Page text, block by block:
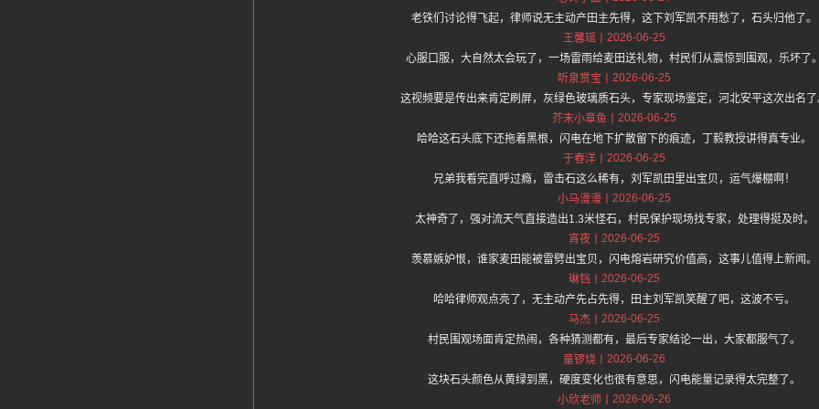
老铁们讨论得飞起，律师说无主动产田主先得，这下刘军凯不用愁了，石头归他了。
王馨瑶
2026-06-25
心服口服，大自然太会玩了，一场雷雨给麦田送礼物，村民们从震惊到围观，乐坏了
听泉赏宝
2026-06-25
这视频要是传出来肯定刷屏，灰绿色玻璃质石头，专家现场鉴定，河北安平这次出名
芥末小章鱼
2026-06-25
哈哈这石头底下还拖着黑根，闪电在地下扩散留下的痕迹，丁毅教授讲得真专业。
于春洋
2026-06-25
兄弟我看完直呼过瘾，雷击石这么稀有，刘军凯田里出宝贝，运气爆棚啊！
小马漫漫
2026-06-25
太神奇了，强对流天气直接造出1.3米怪石，村民保护现场找专家，处理得挺及时。
宵夜
2026-06-25
羡慕嫉妒恨，谁家麦田能被雷劈出宝贝，闪电熔岩研究价值高，这事儿值得上新闻。
琳铛
2026-06-25
哈哈律师观点亮了，无主动产先占先得，田主刘军凯笑醒了吧，这波不亏。
马杰
2026-06-25
村民围观场面肯定热闹，各种猜测都有，最后专家结论一出，大家都服气了。
童锣烧
2026-06-26
这块石头颜色从黄绿到黑，硬度变化也很有意思，闪电能量记录得太完整了。
小欣老师
2026-06-26